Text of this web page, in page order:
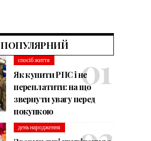
ПОПУЛЯРНИЙ
спосіб життя
Як купити РПС і не
переплатити: на що
звернути увагу перед
покупкою
день народження